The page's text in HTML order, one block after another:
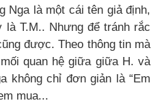
Nga là một cái tên giả định,
là T.M.. Nhưng để tránh rắc
được. Theo thông tin mà
quan hệ giữa giữa H. và
không chỉ đơn giản là “Em
mua...